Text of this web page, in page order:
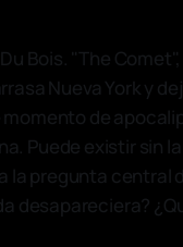
Bois. "The
Nueva York y
de
Puede existir sin
la pregunta central
desapareciera?